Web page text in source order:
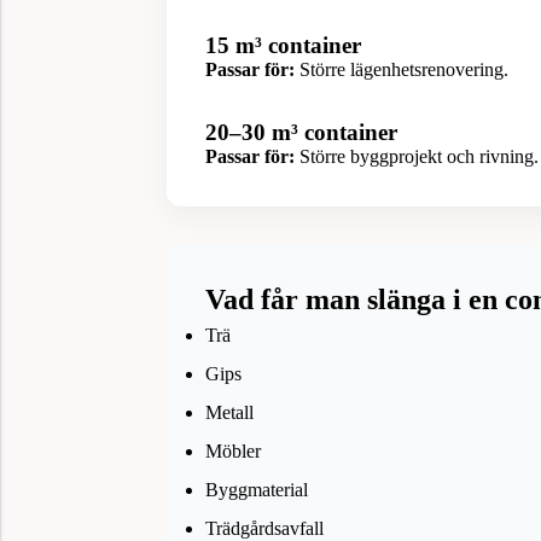
15 m³ container
Passar för: Större lägenhetsrenovering.
20–30 m³ container
Passar för: Större byggprojekt och rivning.
Vad får man slänga i en
Trä
Gips
Metall
Möbler
Byggmaterial
Trädgårdsavfall